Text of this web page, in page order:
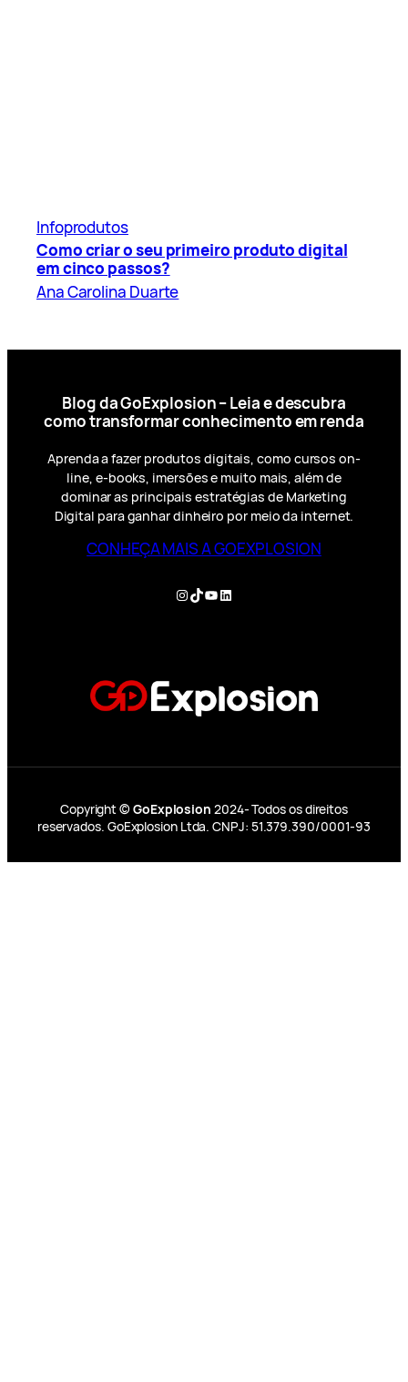
Infoprodutos
Como criar o seu primeiro produto digital
em cinco passos?
Ana Carolina Duarte
Blog da GoExplosion – Leia e descubra
como transformar conhecimento em renda
Aprenda a fazer produtos digitais, como cursos on-
line, e-books, imersões e muito mais, além de
dominar as principais estratégias de Marketing
Digital para ganhar dinheiro por meio da internet.
CONHEÇA MAIS A GOEXPLOSION
Instagram
TikTok
YouTube
LinkedIn
Copyright © GoExplosion 2024- Todos os direitos
reservados. GoExplosion Ltda. CNPJ: 51.379.390/0001-93